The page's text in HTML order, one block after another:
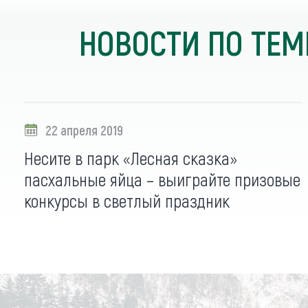
НОВОСТИ ПО
22 апреля 2019
Несите в парк «Лесная сказка»
пасхальные яйца – выиграйте призовые
конкурсы в светлый праздник